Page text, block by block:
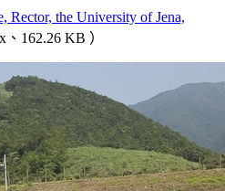
Rector, the University of Jena,
、162.26 KB ）